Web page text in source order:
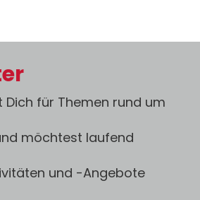
Dich für Themen rund um
möchtest laufend
und -Angebote